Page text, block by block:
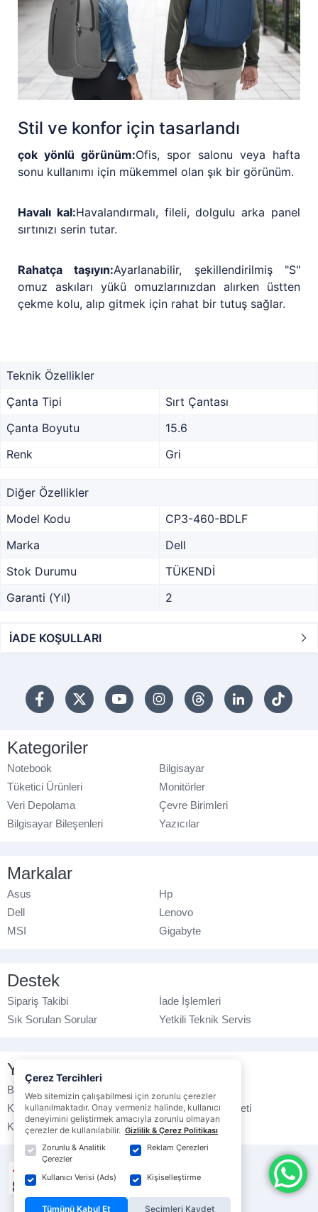
Stil ve konfor için tasarlandı
çok yönlü görünüm:Ofis, spor salonu veya hafta
sonu kullanımı için mükemmel olan şık bir görünüm.
Havalı kal:Havalandırmalı, fileli, dolgulu arka panel
sırtınızı serin tutar.
Rahatça taşıyın:Ayarlanabilir, şekillendirilmiş "S"
omuz askıları yükü omuzlarınızdan alırken üstten
çekme kolu, alıp gitmek için rahat bir tutuş sağlar.
Teknik Özellikler
Çanta Tipi
Sırt Çantası
Çanta Boyutu
15.6
Renk
Gri
Diğer Özellikler
Model Kodu
CP3-460-BDLF
Marka
Dell
Stok Durumu
TÜKENDİ
Garanti (Yıl)
2
İADE KOŞULLARI
Kategoriler
Notebook
Bilgisayar
Tüketici Ürünleri
Monitörler
Veri Depolama
Çevre Birimleri
Bilgisayar Bileşenleri
Yazıcılar
Markalar
Asus
Hp
Dell
Lenovo
MSI
Gigabyte
Destek
Sipariş Takibi
İade İşlemleri
Sık Sorulan Sorular
Yetkili Teknik Servis
Yasal Bilgilendirme
Banka Hesap No
Çerez Politikası
Kullanım Koşulları
Ticari Elektronik İleti
K.V.K.K. Politikası
Veri Gizliliği
Çerez Tercihleri
Web sitemizin çalışabilmesi için zorunlu çerezler
kullanılmaktadır. Onay vermeniz halinde, kullanıcı
deneyimini geliştirmek amacıyla zorunlu olmayan
çerezler de kullanılabilir. Gizlilik & Çerez Politikası
Zorunlu & Analitik
Çerezler
Reklam Çerezleri
Kullanıcı Verisi (Ads) Kişiselleştirme
Tümünü Kabul Et Seçimleri Kaydet